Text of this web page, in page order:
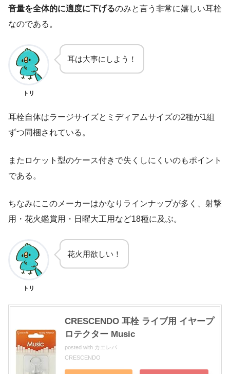
音量を全体的に適度に下げるのみと言う非常に嬉しい耳栓
なのである。
トリ
耳は大事にしよう！
耳栓自体はラージサイズとミディアムサイズの2種が1組
ずつ同梱されている。
またロケット型のケース付きで失くしにくいのもポイント
である。
ちなみにこのメーカーはかなりラインナップが多く、射撃
用・花火鑑賞用・日曜大工用など18種に及ぶ。
トリ
花火用欲しい！
CRESCENDO 耳栓 ライブ用 イヤープ
ロテクター Music
posted with カエレバ
CRESCENDO